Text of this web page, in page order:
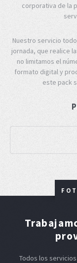
corporativa de la
Nuestro servicio
jornada, que realice
no limitamos el
formato digital y
este pack
Todos los